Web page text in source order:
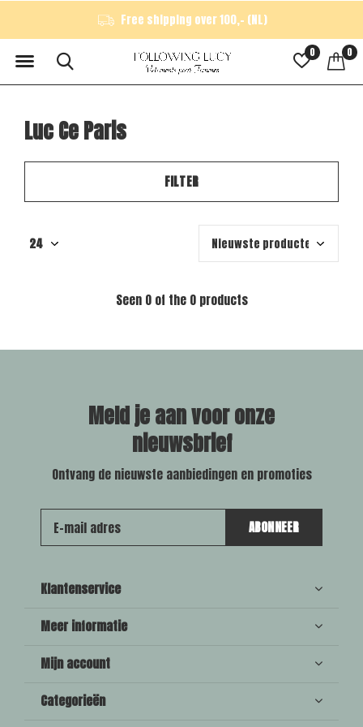
0 0
Free shipping over 100,- (NL)
Luc Ce Paris
FILTER
Seen 0 of the 0 products
Meld je aan voor onze
nieuwsbrief
Ontvang de nieuwste aanbiedingen en promoties
ABONNEER
Klantenservice
Meer informatie
Mijn account
Categorieën